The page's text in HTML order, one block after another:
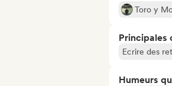
Toro y
Principales
Ecrire des
Humeurs